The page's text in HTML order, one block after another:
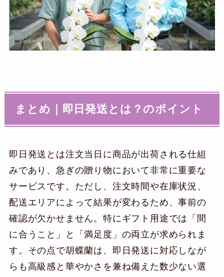
まとめ｜ 即日発送とは？ のポイント
即日発送とは注文当日に商品が出荷される仕組
みであり、急ぎの贈り物において非常に重要な
サービスです。ただし、注文時間や在庫状況、
配送エリアによって結果が変わるため、事前の
確認が欠かせません。特にギフト用途では「間
に合うこと」と「満足度」の両立が求められま
す。その点で胡蝶蘭は、即日発送に対応しなが
らも高級感と華やかさを兼ね備えた数少ない選